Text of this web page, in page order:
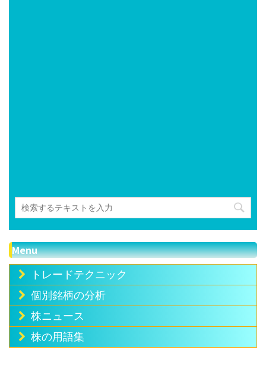
Menu
トレードテクニック
個別銘柄の分析
株ニュース
株の用語集